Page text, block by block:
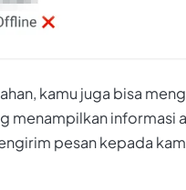
kamu juga bisa
menampilkan informasi
pesan kepada